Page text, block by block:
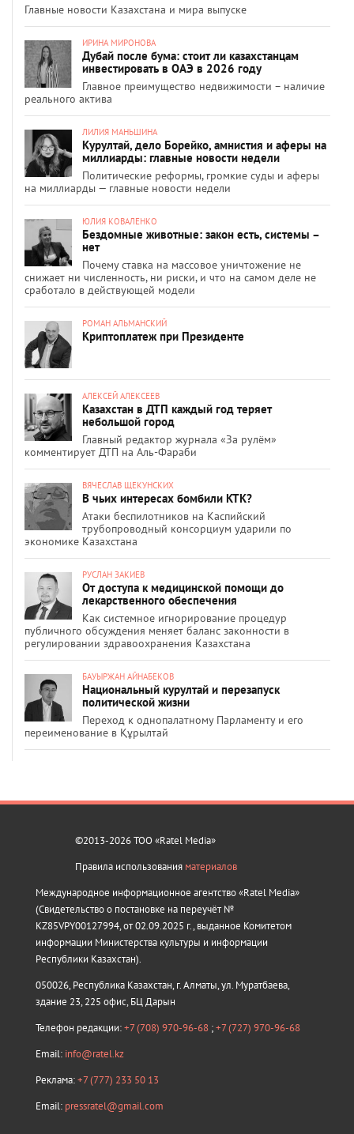
Главные новости Казахстана и мира выпуске
ИРИНА МИРОНОВА
Дубай после бума: стоит ли казахстанцам
инвестировать в ОАЭ в 2026 году
Главное преимущество недвижимости – наличие
реального актива
ЛИЛИЯ МАНЬШИНА
Курултай, дело Борейко, амнистия и аферы на
миллиарды: главные новости недели
Политические реформы, громкие суды и аферы
на миллиарды — главные новости недели
ЮЛИЯ КОВАЛЕНКО
Бездомные животные: закон есть, системы –
нет
Почему ставка на массовое уничтожение не
снижает ни численность, ни риски, и что на самом деле не
сработало в действующей модели
РОМАН АЛЬМАНСКИЙ
Криптоплатеж при Президенте
АЛЕКСЕЙ АЛЕКСЕЕВ
Казахстан в ДТП каждый год теряет
небольшой город
Главный редактор журнала «За рулём»
комментирует ДТП на Аль-Фараби
ВЯЧЕСЛАВ ЩЕКУНСКИХ
В чьих интересах бомбили КТК?
Атаки беспилотников на Каспийский
трубопроводный консорциум ударили по
экономике Казахстана
РУСЛАН ЗАКИЕВ
От доступа к медицинской помощи до
лекарственного обеспечения
Как системное игнорирование процедур
публичного обсуждения меняет баланс законности в
регулировании здравоохранения Казахстана
БАУЫРЖАН АЙНАБЕКОВ
Национальный курултай и перезапуск
политической жизни
Переход к однопалатному Парламенту и его
переименование в Құрылтай
©2013-2026 ТОО «Ratel Media»
Правила использования материалов
Международное информационное агентство «Ratel Media»
(Свидетельство о постановке на переучёт №
KZ85VPY00127994, от 02.09.2025 г., выданное Комитетом
информации Министерства культуры и информации
Республики Казахстан).
050026, Республика Казахстан, г. Алматы, ул. Муратбаева,
здание 23, 225 офис, БЦ Дарын
Телефон редакции:+7 (708) 970-96-68 ;+7 (727) 970-96-68
Email: info@ratel.kz
Реклама:+7 (777) 233 50 13
Email: pressratel@gmail.com